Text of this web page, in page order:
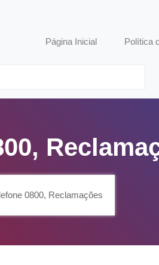
Página Inicial Política
0800, Reclamações